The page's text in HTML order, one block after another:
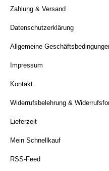
Zahlung & Versand
Datenschutzerklärung
Allgemeine
Impressum
Kontakt
Widerrufsbelehrung &
Lieferzeit
Mein Schnellkauf
RSS-Feed